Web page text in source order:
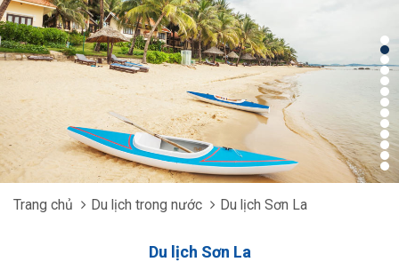
Trang chủ Du lịch trong nước Du lịch Sơn La
Du lịch Sơn La